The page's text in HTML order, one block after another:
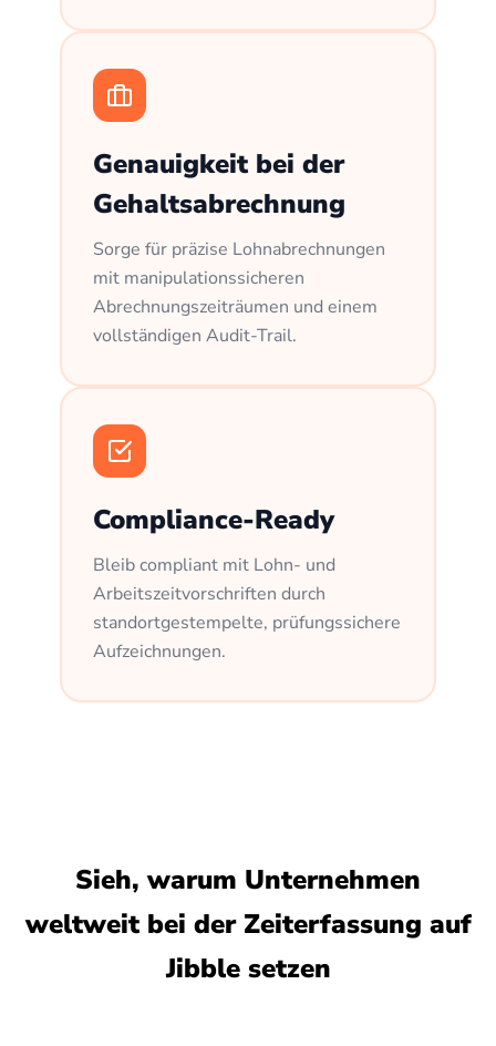
Genauigkeit bei der
Gehaltsabrechnung
Sorge für präzise Lohnabrechnungen
mit manipulationssicheren
Abrechnungszeiträumen und einem
vollständigen Audit-Trail.
Compliance-Ready
Bleib compliant mit Lohn- und
Arbeitszeitvorschriften durch
standortgestempelte, prüfungssichere
Aufzeichnungen.
Sieh, warum Unternehmen
weltweit bei der Zeiterfassung auf
Jibble setzen